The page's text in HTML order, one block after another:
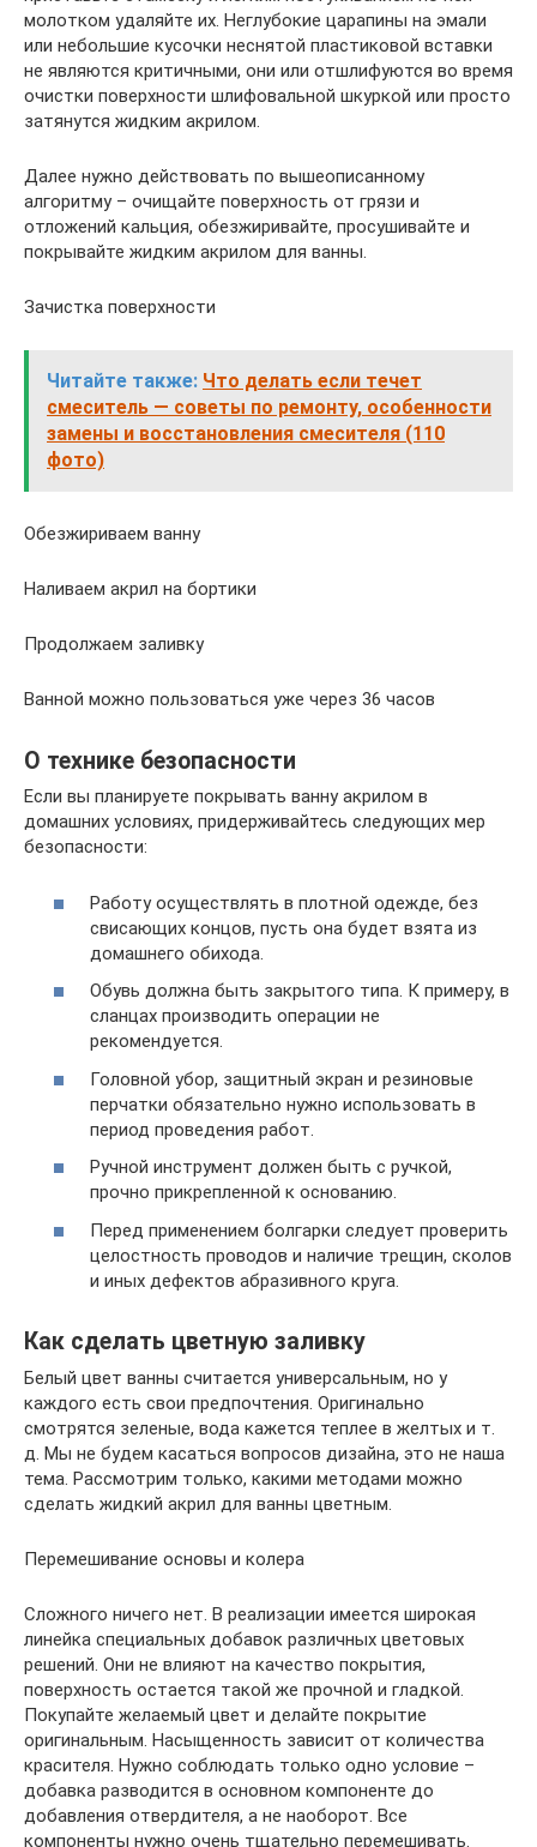
молотком удаляйте их. Неглубокие царапины на эмали
или небольшие кусочки неснятой пластиковой вставки
не являются критичными, они или отшлифуются во время
очистки поверхности шлифовальной шкуркой или просто
затянутся жидким акрилом.
Далее нужно действовать по вышеописанному
алгоритму – очищайте поверхность от грязи и
отложений кальция, обезжиривайте, просушивайте и
покрывайте жидким акрилом для ванны.
Зачистка поверхности
Читайте также: Что делать если течет
смеситель — советы по ремонту, особенности
замены и восстановления смесителя (110
фото)
Обезжириваем ванну
Наливаем акрил на бортики
Продолжаем заливку
Ванной можно пользоваться уже через 36 часов
О технике безопасности
Если вы планируете покрывать ванну акрилом в
домашних условиях, придерживайтесь следующих мер
безопасности:
Работу осуществлять в плотной одежде, без
свисающих концов, пусть она будет взята из
домашнего обихода.
Обувь должна быть закрытого типа. К примеру, в
сланцах производить операции не
рекомендуется.
Головной убор, защитный экран и резиновые
перчатки обязательно нужно использовать в
период проведения работ.
Ручной инструмент должен быть с ручкой,
прочно прикрепленной к основанию.
Перед применением болгарки следует проверить
целостность проводов и наличие трещин, сколов
и иных дефектов абразивного круга.
Как сделать цветную заливку
Белый цвет ванны считается универсальным, но у
каждого есть свои предпочтения. Оригинально
смотрятся зеленые, вода кажется теплее в желтых и т.
д. Мы не будем касаться вопросов дизайна, это не наша
тема. Рассмотрим только, какими методами можно
сделать жидкий акрил для ванны цветным.
Перемешивание основы и колера
Сложного ничего нет. В реализации имеется широкая
линейка специальных добавок различных цветовых
решений. Они не влияют на качество покрытия,
поверхность остается такой же прочной и гладкой.
Покупайте желаемый цвет и делайте покрытие
оригинальным. Насыщенность зависит от количества
красителя. Нужно соблюдать только одно условие –
добавка разводится в основном компоненте до
добавления отвердителя, а не наоборот. Все
компоненты нужно очень тщательно перемешивать.